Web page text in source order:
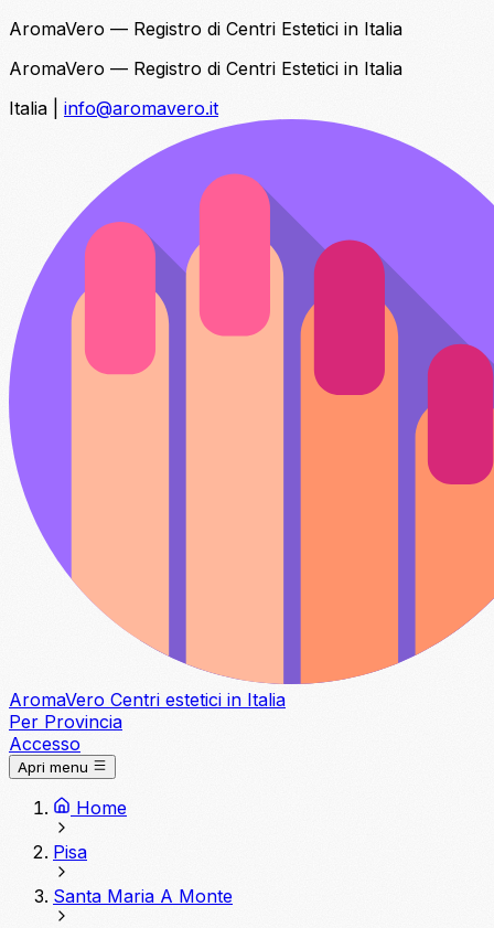
AromaVero — Registro di Centri Estetici in Italia
AromaVero — Registro di Centri Estetici in Italia
Italia
info@aromavero.it
AromaVero Centri estetici in Italia
Per Provincia
Accesso
Apri menu
Home
Pisa
Santa Maria A Monte